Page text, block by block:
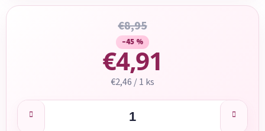
€8,95
–45 %
€4,91
Jednotková cena:
€2,46 / 1 ks